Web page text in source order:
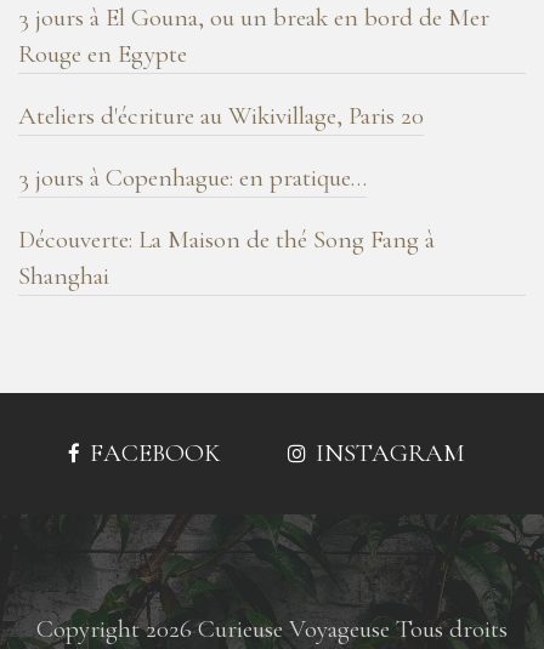
3 jours à El Gouna, ou un break en bord de Mer
Rouge en Egypte
Ateliers d'écriture au Wikivillage, Paris 20
3 jours à Copenhague: en pratique…
Découverte: La Maison de thé Song Fang à
Shanghai
FACEBOOK INSTAGRAM
Copyright 2026 Curieuse Voyageuse Tous droits